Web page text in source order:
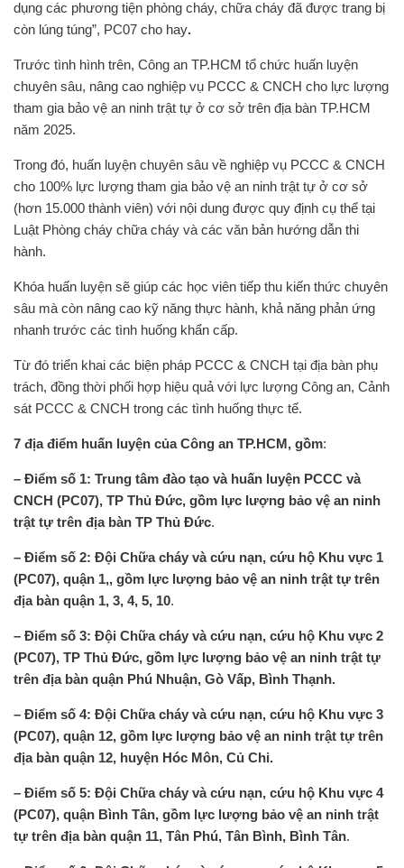
dụng các phương tiện phòng cháy, chữa cháy đã được trang bị
còn lúng túng”, PC07 cho hay.
Trước tình hình trên, Công an TP.HCM tổ chức huấn luyện
chuyên sâu, nâng cao nghiệp vụ PCCC & CNCH cho lực lượng
tham gia bảo vệ an ninh trật tự ở cơ sở trên địa bàn TP.HCM
năm 2025.
Trong đó, huấn luyện chuyên sâu về nghiệp vụ PCCC & CNCH
cho 100% lực lượng tham gia bảo vệ an ninh trật tự ở cơ sở
(hơn 15.000 thành viên) với nội dung được quy định cụ thể tại
Luật Phòng cháy chữa cháy và các văn bản hướng dẫn thi
hành.
Khóa huấn luyện sẽ giúp các học viên tiếp thu kiến thức chuyên
sâu mà còn nâng cao kỹ năng thực hành, khả năng phản ứng
nhanh trước các tình huống khẩn cấp.
Từ đó triển khai các biện pháp PCCC & CNCH tại địa bàn phụ
trách, đồng thời phối hợp hiệu quả với lực lượng Công an, Cảnh
sát PCCC & CNCH trong các tình huống thực tế.
7 địa điểm huấn luyện của Công an TP.HCM, gồm:
– Điểm số 1: Trung tâm đào tạo và huấn luyện PCCC và
CNCH (PC07), TP Thủ Đức, gồm lực lượng bảo vệ an ninh
trật tự trên địa bàn TP Thủ Đức.
– Điểm số 2: Đội Chữa cháy và cứu nạn, cứu hộ Khu vực 1
(PC07), quận 1,, gồm lực lượng bảo vệ an ninh trật tự trên
địa bàn quận 1, 3, 4, 5, 10.
– Điểm số 3: Đội Chữa cháy và cứu nạn, cứu hộ Khu vực 2
(PC07), TP Thủ Đức, gồm lực lượng bảo vệ an ninh trật tự
trên địa bàn quận Phú Nhuận, Gò Vấp, Bình Thạnh.
– Điểm số 4: Đội Chữa cháy và cứu nạn, cứu hộ Khu vực 3
(PC07), quận 12, gồm lực lượng bảo vệ an ninh trật tự trên
địa bàn quận 12, huyện Hóc Môn, Củ Chi.
– Điểm số 5: Đội Chữa cháy và cứu nạn, cứu hộ Khu vực 4
(PC07), quận Bình Tân, gồm lực lượng bảo vệ an ninh trật
tự trên địa bàn quận 11, Tân Phú, Tân Bình, Bình Tân.